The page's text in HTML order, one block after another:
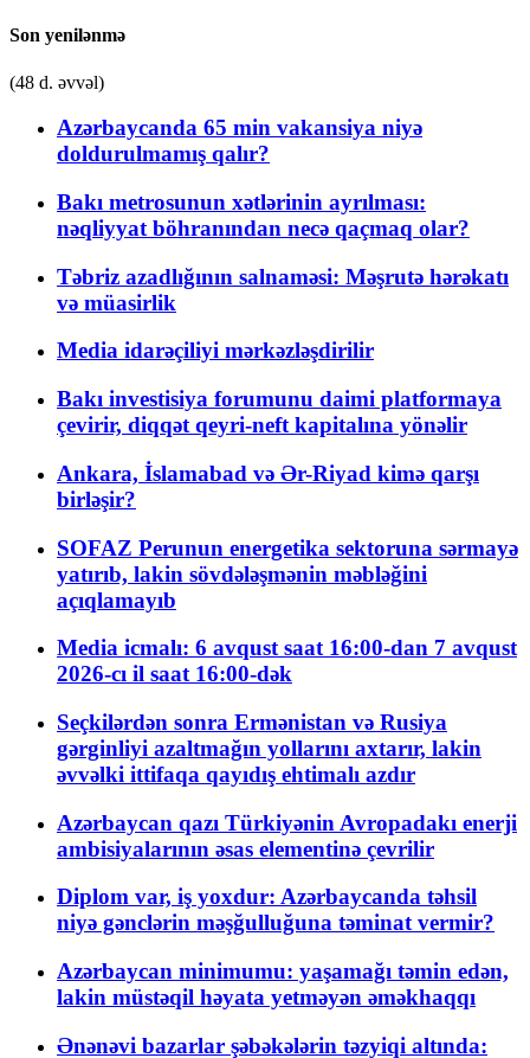
Son yenilənmə
(48 d. əvvəl)
Azərbaycanda 65 min vakansiya niyə
doldurulmamış qalır?
Bakı metrosunun xətlərinin ayrılması:
nəqliyyat böhranından necə qaçmaq olar?
Təbriz azadlığının salnaməsi: Məşrutə hərəkatı
və müasirlik
Media idarəçiliyi mərkəzləşdirilir
Bakı investisiya forumunu daimi platformaya
çevirir, diqqət qeyri-neft kapitalına yönəlir
Ankara, İslamabad və Ər-Riyad kimə qarşı
birləşir?
SOFAZ Perunun energetika sektoruna sərmayə
yatırıb, lakin sövdələşmənin məbləğini
açıqlamayıb
Media icmalı: 6 avqust saat 16:00-dan 7 avqust
2026-cı il saat 16:00-dək
Seçkilərdən sonra Ermənistan və Rusiya
gərginliyi azaltmağın yollarını axtarır, lakin
əvvəlki ittifaqa qayıdış ehtimalı azdır
Azərbaycan qazı Türkiyənin Avropadakı enerji
ambisiyalarının əsas elementinə çevrilir
Diplom var, iş yoxdur: Azərbaycanda təhsil
niyə gənclərin məşğulluğuna təminat vermir?
Azərbaycan minimumu: yaşamağı təmin edən,
lakin müstəqil həyata yetməyən əməkhaqqı
Ənənəvi bazarlar şəbəkələrin təzyiqi altında: